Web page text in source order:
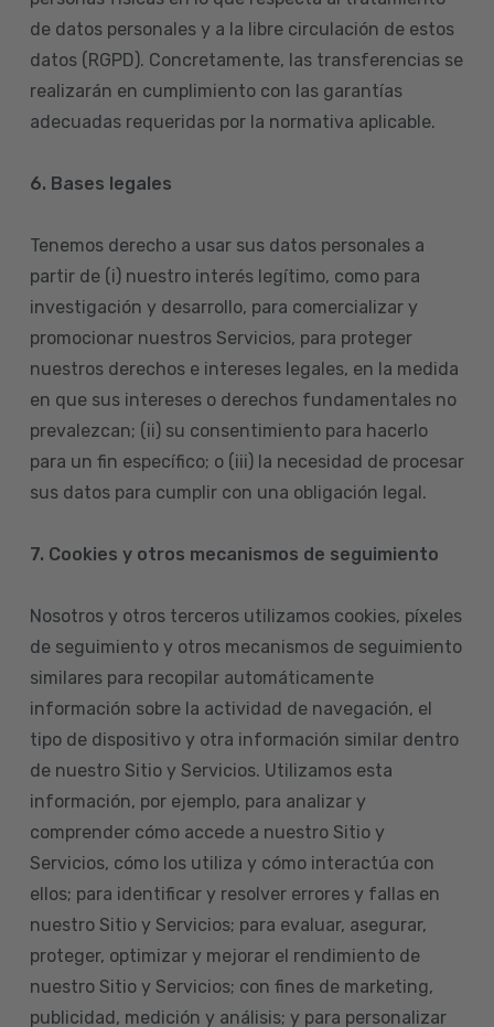
de datos personales y a la libre circulación de estos
datos (RGPD). Concretamente, las transferencias se
realizarán en cumplimiento con las garantías
adecuadas requeridas por la normativa aplicable.
6. Bases legales
Tenemos derecho a usar sus datos personales a
partir de (i) nuestro interés legítimo, como para
investigación y desarrollo, para comercializar y
promocionar nuestros Servicios, para proteger
nuestros derechos e intereses legales, en la medida
en que sus intereses o derechos fundamentales no
prevalezcan; (ii) su consentimiento para hacerlo
para un fin específico; o (iii) la necesidad de procesar
sus datos para cumplir con una obligación legal.
7. Cookies y otros mecanismos de seguimiento
Nosotros y otros terceros utilizamos cookies, píxeles
de seguimiento y otros mecanismos de seguimiento
similares para recopilar automáticamente
información sobre la actividad de navegación, el
tipo de dispositivo y otra información similar dentro
de nuestro Sitio y Servicios. Utilizamos esta
información, por ejemplo, para analizar y
comprender cómo accede a nuestro Sitio y
Servicios, cómo los utiliza y cómo interactúa con
ellos; para identificar y resolver errores y fallas en
nuestro Sitio y Servicios; para evaluar, asegurar,
proteger, optimizar y mejorar el rendimiento de
nuestro Sitio y Servicios; con fines de marketing,
publicidad, medición y análisis; y para personalizar